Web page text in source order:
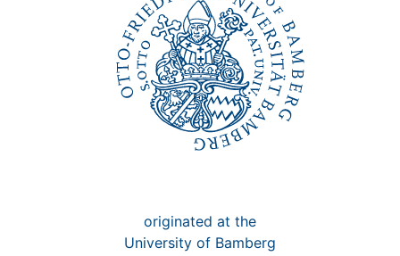
originated at the
University of Bamberg